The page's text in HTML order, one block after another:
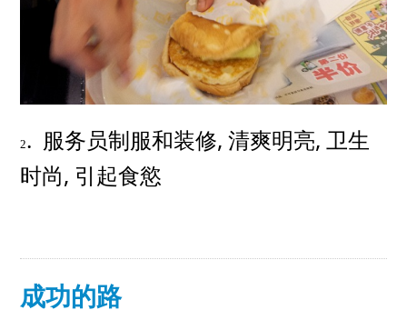
2. 服务员制服和装修,清爽明亮,卫生
时尚, 引起食慾
成功的路